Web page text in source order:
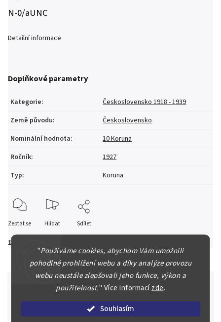
"Používáme cookies, abychom Vám umožnili
pohodlné prohlížení webu a díky analýze provozu
webu neustále zlepšovali jeho funkce, výkon a
použitelnost." Více informacízde.
Souhlasím
1 000 Kč
N-0/aUNC
Detailní informace
Doplňkové parametry
Kategorie:
Československo 1918 - 1939
Země původu:
Československo
Nominální hodnota:
10 Koruna
Ročník:
1927
Typ: Koruna
Zeptat se Hlídat Sdílet
Špičkové služby za nejlepší ceny